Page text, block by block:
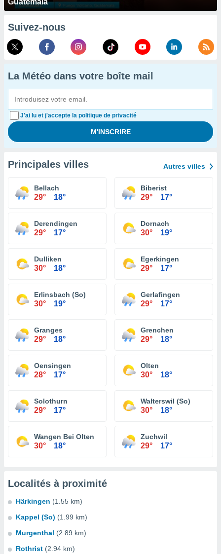
Guatemala
Suivez-nous
La Météo dans votre boîte mail
J'ai lu et j'accepte la politique de privacité
Principales villes Autres villes
Bellach
29° 18°
Biberist
29° 17°
Derendingen
29° 17°
Dornach
30° 19°
Dulliken
30° 18°
Egerkingen
29° 17°
Erlinsbach (So)
30° 19°
Gerlafingen
29° 17°
Granges
29° 18°
Grenchen
29° 18°
Oensingen
28° 17°
Olten
30° 18°
Solothurn
29° 17°
Walterswil (So)
30° 18°
Wangen Bei Olten
30° 18°
Zuchwil
29° 17°
Localités à proximité
Härkingen (1.55 km)
Kappel (So) (1.99 km)
Murgenthal (2.89 km)
Rothrist (2.94 km)